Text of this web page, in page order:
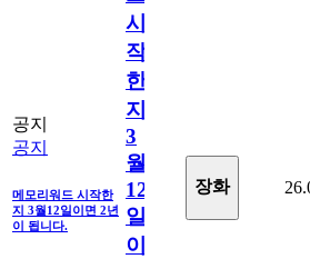
공지
공지
메모리워드 시작한
지 3월12일이면 2년
이 됩니다.
시
작
한
지
3
월
12
일
이
장화